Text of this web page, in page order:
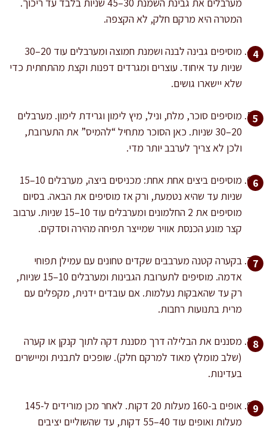
המטרה היא מרקם חלק, לא הקצפה.
מוסיפים גבינה לבנה ושמנת חמוצה ומערבלים עוד 20–30
שניות עד איחוד. עוצרים ומגרדים דפנות וקצת מהתחתית כדי
שלא יישארו גושים.
מוסיפים סוכר, מלח, וניל, מיץ לימון וגרידת לימון. מערבלים
20–30 שניות. כאן הסוכר מתחיל “להמיס” את התערובת,
ולכן לא צריך לערבב יותר מדי.
מוסיפים ביצים אחת אחת: מכניסים ביצה, מערבלים 10–15
שניות עד שהיא נטמעת, ורק אז מוסיפים את הבאה. בסיום
מוסיפים את 2 החלמונים ומערבלים עוד 10–15 שניות. ערבוב
קצר מונע הכנסת אוויר שמייצר תפיחה מהירה וסדקים.
בקערה קטנה מערבבים שקדים טחונים עם עמילן תפוחי
אדמה. מוסיפים לתערובת הגבינות ומערבלים 10–15 שניות,
רק עד שהאבקות נעלמות. אם עובדים ידנית, מקפלים עם
מרית בתנועות רחבות.
מסננים את הבלילה דרך מסננת דקה לתוך קנקן או קערה
(שלב מומלץ מאוד למרקם חלק). שופכים לתבנית ומיישרים
בעדינות.
אופים ב-160 מעלות 20 דקות. לאחר מכן מורידים ל-145
מעלות ואופים עוד 40–55 דקות, עד שהשוליים יציבים